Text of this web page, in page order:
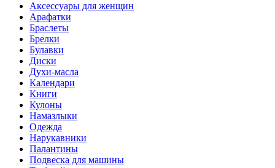
Аксессуары для женщин
Арафатки
Браслеты
Брелки
Булавки
Диски
Духи-масла
Календари
Книги
Кулоны
Намазлыки
Одежда
Нарукавники
Палантины
Подвеска для машины